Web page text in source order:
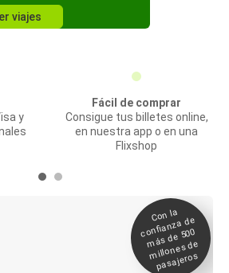
viajes
y
Fácil de comprar
Consigue tus billetes online,
en nuestra app o en una
Flixshop
Con la
confianza de
más de 500
millones de
pasajeros